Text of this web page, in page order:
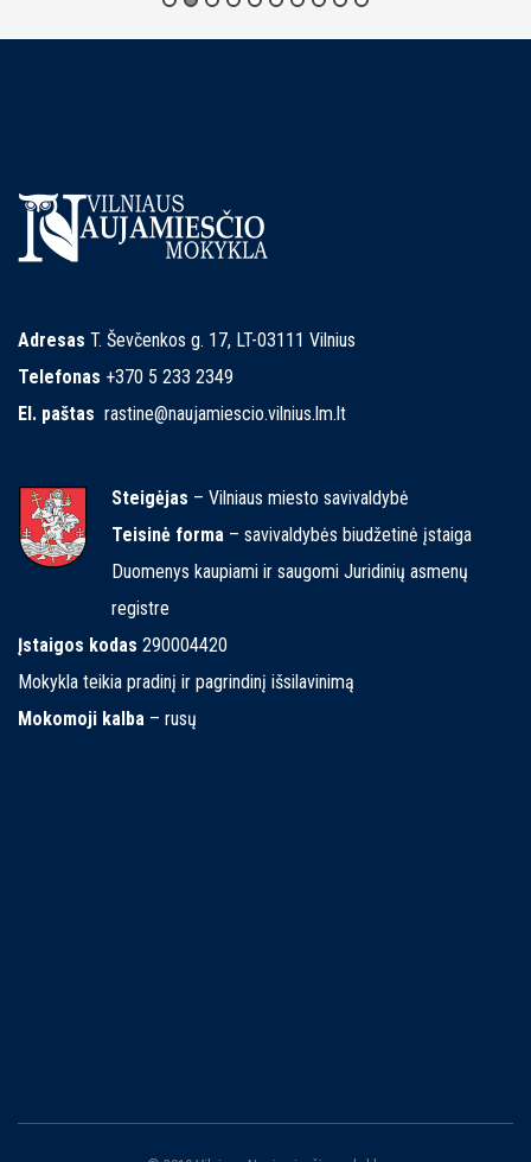
Adresas T. Ševčenkos g. 17, LT-03111 Vilnius
Telefonas +370 5 233 2349
El. paštas rastine@naujamiescio.vilnius.lm.lt
Steigėjas – Vilniaus miesto savivaldybė
Teisinė forma – savivaldybės biudžetinė įstaiga
Duomenys kaupiami ir saugomi Juridinių asmenų
registre
Įstaigos kodas 290004420
Mokykla teikia pradinį ir pagrindinį išsilavinimą
Mokomoji kalba – rusų